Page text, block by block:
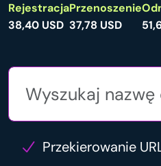
Rejestracja
38,40 USD
Przenoszenie
37,78 USD
Przekierowanie